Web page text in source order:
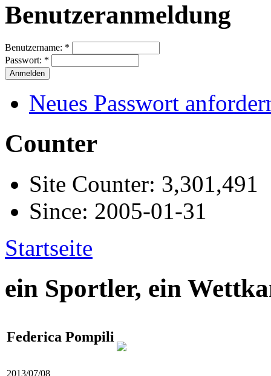
Benutzeranmeldung
Benutzername: *
Passwort: *
Neues Passwort
Counter
Site Counter: 3,301,491
Since: 2005-01-31
Startseite
ein Sportler, ein
Federica Pompili
2013/07/08